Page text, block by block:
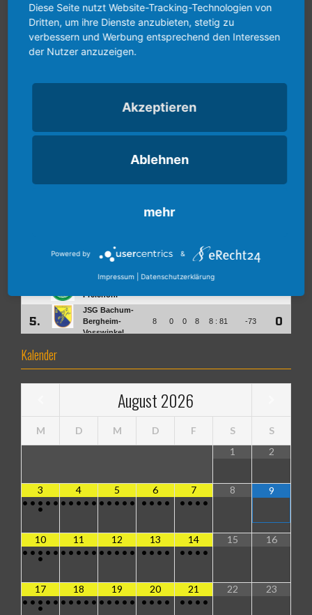
Kalender
August2026
M D M D F S
S
1
2
3
• • • • •
•
4
• • • • •
5
• • • • •
6
• • • •
7
• • • •
8 9
10
• • • • •
•
11
• • • • •
12
• • • • •
13
• • • •
14
• • • •
15 16
17
• • • • •
•
18
• • • • •
19
• • • • •
20
• • • •
21
• • • •
22 23
Diese Seite nutzt Website-Tracking-Technologien von
Dritten, um ihre Dienste anzubieten, stetig zu
verbessern und Werbung entsprechend den Interessen
der Nutzer anzuzeigen.
Akzeptieren
Ablehnen
mehr
Powered by &
Impressum Datenschutzerklärung